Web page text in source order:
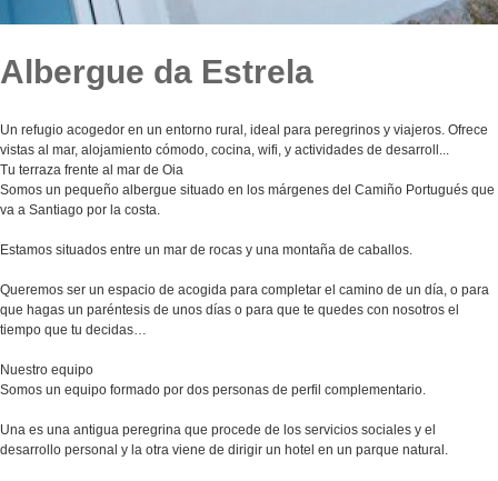
Albergue da Estrela
Un refugio acogedor en un entorno rural, ideal para peregrinos y viajeros. Ofrece
vistas al mar, alojamiento cómodo, cocina, wifi, y actividades de desarroll...
Tu terraza frente al mar de Oia
Somos un pequeño albergue situado en los márgenes del Camiño Portugués que
va a Santiago por la costa.
Estamos situados entre un mar de rocas y una montaña de caballos.
Queremos ser un espacio de acogida para completar el camino de un día, o para
que hagas un paréntesis de unos días o para que te quedes con nosotros el
tiempo que tu decidas…
Nuestro equipo
Somos un equipo formado por dos personas de perfil complementario.
Una es una antigua peregrina que procede de los servicios sociales y el
desarrollo personal y la otra viene de dirigir un hotel en un parque natural.